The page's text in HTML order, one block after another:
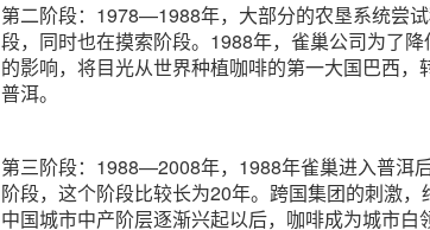
第二阶段：1978—1988年，大部分的农垦系统尝
段，同时也在摸索阶段。1988年，雀巢公司为了
的影响，将目光从世界种植咖啡的第一大国巴西
普洱。
第三阶段：1988—2008年，1988年雀巢进入普洱
阶段，这个阶段比较长为20年。跨国集团的刺激
中国城市中产阶层逐渐兴起以后，咖啡成为城市